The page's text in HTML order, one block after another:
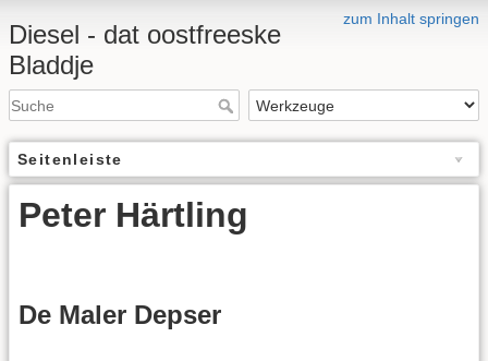
zum Inhalt springen
Diesel - dat oostfreeske
Bladdje
Seitenleiste
Peter Härtling
De Maler Depser